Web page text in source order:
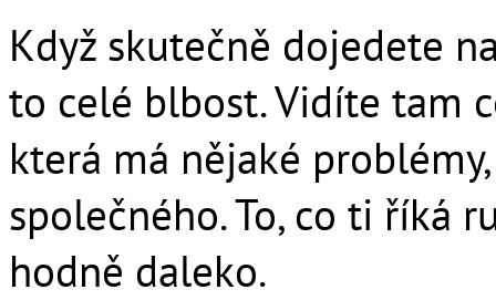
Když skutečně dojedete
to celé blbost. Vidíte tam
která má nějaké
společného. To, co ti říká
hodně daleko.